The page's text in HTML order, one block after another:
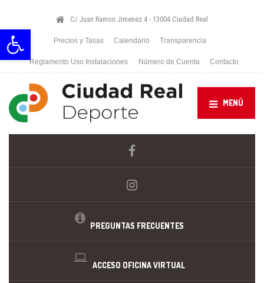
Abrir barra de herramientas
C/ Juan Ramon Jimenez 4 - 13004 Ciudad Real
Precios y Tasas Calendario Transparencia
Reglamento Uso Instalaciones Número de Cuenta Contacto
MENÚ
PREGUNTAS FRECUENTES
ACCESO OFICINA VIRTUAL